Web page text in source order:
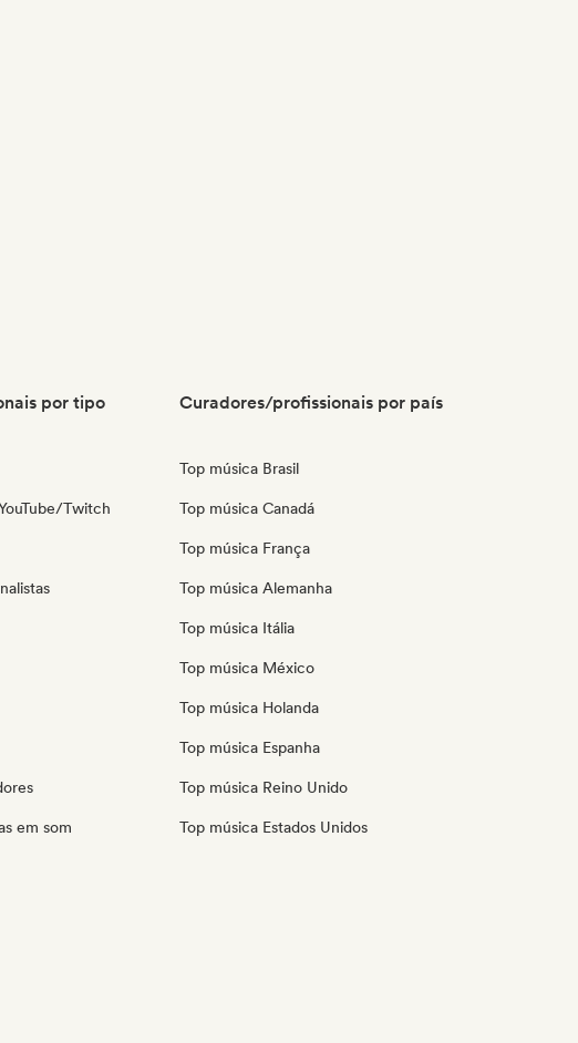
por tipo
Twitch
em som
Curadores/profissionais por país
Top música Brasil
Top música Canadá
Top música França
Top música Alemanha
Top música Itália
Top música México
Top música Holanda
Top música Espanha
Top música Reino Unido
Top música Estados Unidos